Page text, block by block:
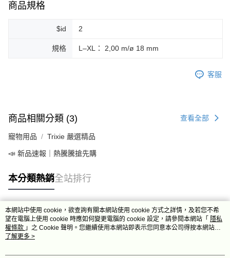
商品規格
$id 2
規格 L–XL： 2,00 m/ø 18 mm
客服
商品相關分類 (3) 查看全部
寵物用品 Trixie 嚴選精品
📣 新品速報｜熱騰騰搶先購
本分類熱銷全站排行
熱門標籤
本網站中使用 cookie，欲查詢有關本網站使用 cookie 方式之詳情，及若您不希
望在電腦上使用 cookie 時應如何變更電腦的 cookie 設定，請參閱本網站「 隱私
權條款 」之 Cookie 聲明。您繼續使用本網站即表示您同意本公司得按本網站使
用條款之 Cookie 聲明使用 cookie。
了解更多 >